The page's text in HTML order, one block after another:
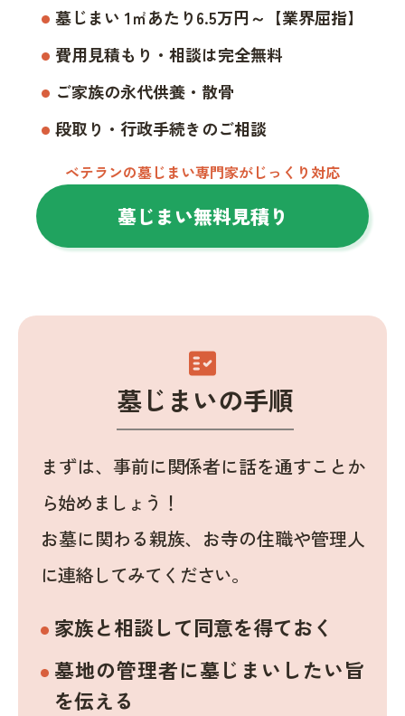
墓じまい 1㎡あたり6.5万円～【業界屈指】
費用見積もり・相談は完全無料
ご家族の永代供養・散骨
段取り・行政手続きのご相談
ベテランの墓じまい専門家がじっくり対応
墓じまい無料見積り
fact_check
墓じまいの手順
まずは、事前に関係者に話を通すことか
ら始めましょう！
お墓に関わる親族、お寺の住職や管理人
に連絡してみてください。
家族と相談して同意を得ておく
墓地の管理者に墓じまいしたい旨
を伝える